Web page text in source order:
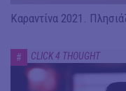
Καραντίνα 2021.
# CLICK 4 THOUGHT